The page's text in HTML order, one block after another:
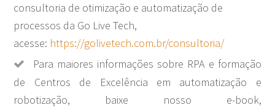
consultoria de otimização e automatização de
processos da Go Live Tech,
acesse: https://golivetech.com.br/consultoria/
Para maiores informações sobre RPA e formação
de Centros de Excelência em automatização e
robotização, baixe nosso e-book,